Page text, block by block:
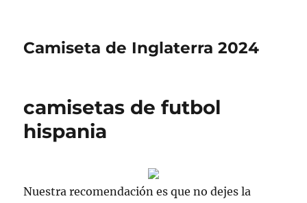
Camiseta de Inglaterra 2024
camisetas de futbol
hispania
Nuestra recomendación es que no dejes la